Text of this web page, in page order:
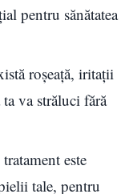
pentru sănătatea
roșeață, iritații
va străluci fără
este
tale, pentru